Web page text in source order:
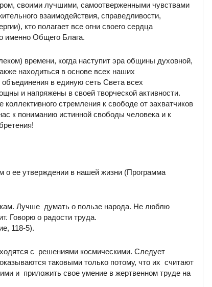
своими лучшими, самоотверженными чувствами
взаимодействия, справедливости,
кто полагает все огни своего сердца
именно Общего Блага.
времени, когда наступит эра общины духовной,
находиться в основе всех наших
в единую сеть Света всех
и напряжены в своей творческой активности.
стремления к свободе от захватчиков
к пониманию истинной свободы человека и к
ее утверждении в нашей жизни (Программа
Лучше думать о пользе народа. Не люблю
Говорю о радости труда.
118-5).
с решениями космическими. Следует
таковыми только потому, что их считают
и приложить свое умение в жертвенном труде на